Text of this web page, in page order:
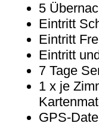
5
Eintritt
Eintritt
Eintritt
7 Tage
1 x je
GPS-